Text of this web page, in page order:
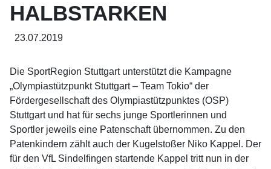
HALBSTARKEN
23.07.2019
Die SportRegion Stuttgart unterstützt die Kampagne
„Olympiastützpunkt Stuttgart – Team Tokio“ der
Fördergesellschaft des Olympiastützpunktes (OSP)
Stuttgart und hat für sechs junge Sportlerinnen und
Sportler jeweils eine Patenschaft übernommen. Zu den
Patenkindern zählt auch der Kugelstoßer Niko Kappel. Der
für den VfL Sindelfingen startende Kappel tritt nun in der